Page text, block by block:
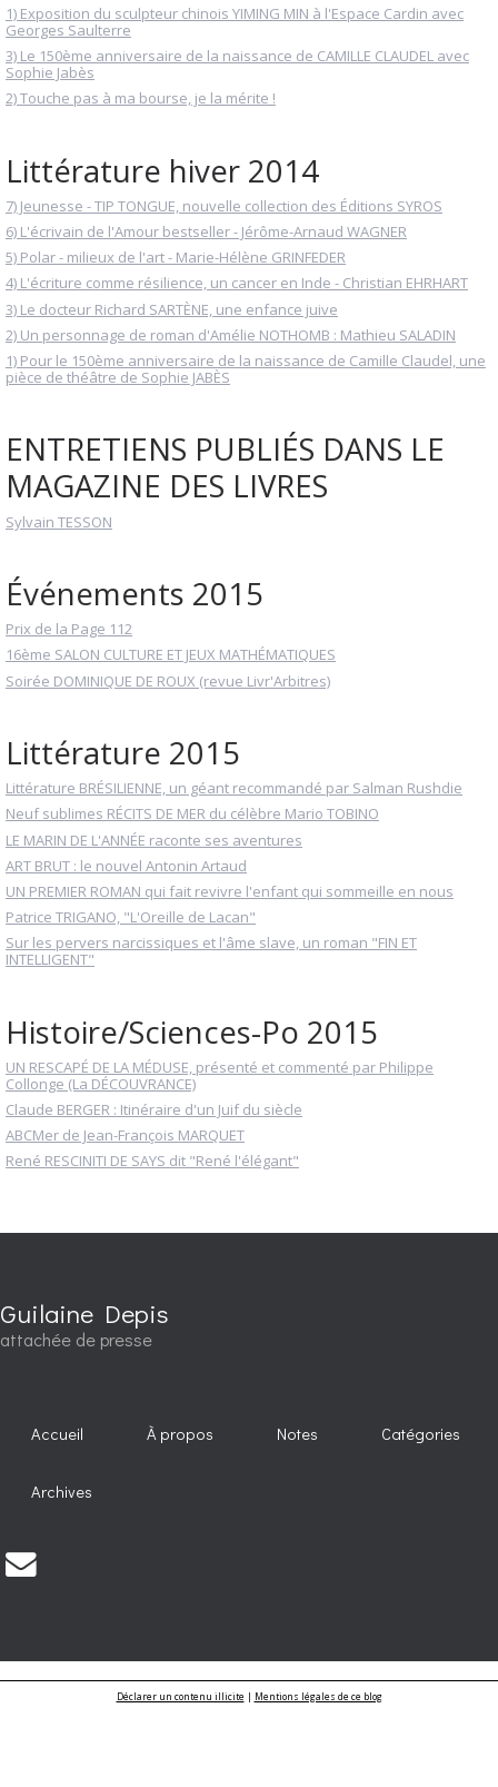
1) Exposition du sculpteur chinois YIMING MIN à l'Espace Cardin avec
Georges Saulterre
3) Le 150ème anniversaire de la naissance de CAMILLE CLAUDEL avec
Sophie Jabès
2) Touche pas à ma bourse, je la mérite !
Littérature hiver 2014
7) Jeunesse - TIP TONGUE, nouvelle collection des Éditions SYROS
6) L'écrivain de l'Amour bestseller - Jérôme-Arnaud WAGNER
5) Polar - milieux de l'art - Marie-Hélène GRINFEDER
4) L'écriture comme résilience, un cancer en Inde - Christian EHRHART
3) Le docteur Richard SARTÈNE, une enfance juive
2) Un personnage de roman d'Amélie NOTHOMB : Mathieu SALADIN
1) Pour le 150ème anniversaire de la naissance de Camille Claudel, une
pièce de théâtre de Sophie JABÈS
ENTRETIENS PUBLIÉS DANS LE
MAGAZINE DES LIVRES
Sylvain TESSON
Événements 2015
Prix de la Page 112
16ème SALON CULTURE ET JEUX MATHÉMATIQUES
Soirée DOMINIQUE DE ROUX (revue Livr'Arbitres)
Littérature 2015
Littérature BRÉSILIENNE, un géant recommandé par Salman Rushdie
Neuf sublimes RÉCITS DE MER du célèbre Mario TOBINO
LE MARIN DE L'ANNÉE raconte ses aventures
ART BRUT : le nouvel Antonin Artaud
UN PREMIER ROMAN qui fait revivre l'enfant qui sommeille en nous
Patrice TRIGANO, "L'Oreille de Lacan"
Sur les pervers narcissiques et l'âme slave, un roman "FIN ET
INTELLIGENT"
Histoire/Sciences-Po 2015
UN RESCAPÉ DE LA MÉDUSE, présenté et commenté par Philippe
Collonge (La DÉCOUVRANCE)
Claude BERGER : Itinéraire d'un Juif du siècle
ABCMer de Jean-François MARQUET
René RESCINITI DE SAYS dit "René l'élégant"
Guilaine Depis
attachée de presse
Accueil À propos Notes Catégories
Archives
Déclarer un contenu illicite| Mentions légales de ce blog